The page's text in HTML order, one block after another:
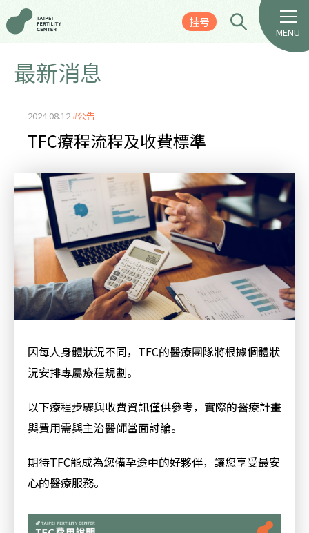
挂号
MENU
最新消息
2024.08.12#公告
TFC療程流程及收費標準
因每人身體狀況不同， TFC的醫療團隊將根據個體狀
況安排專屬療程規劃。
以下療程步驟與收費資訊僅供參考，實際的醫療計畫
與費用需與主治醫師當面討論。
期待TFC能成為您備孕途中的好夥伴，讓您享受最安
心的醫療服務。